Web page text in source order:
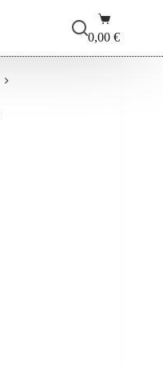
Carrello
0,00€